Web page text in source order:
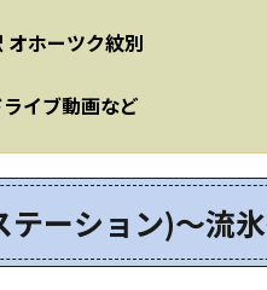
オホーツク紋別
イブ動画など
ーション)～流